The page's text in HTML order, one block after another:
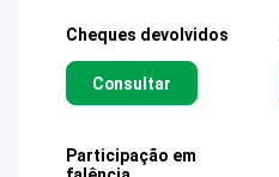
Cheques devolvidos
Consultar
Participação em